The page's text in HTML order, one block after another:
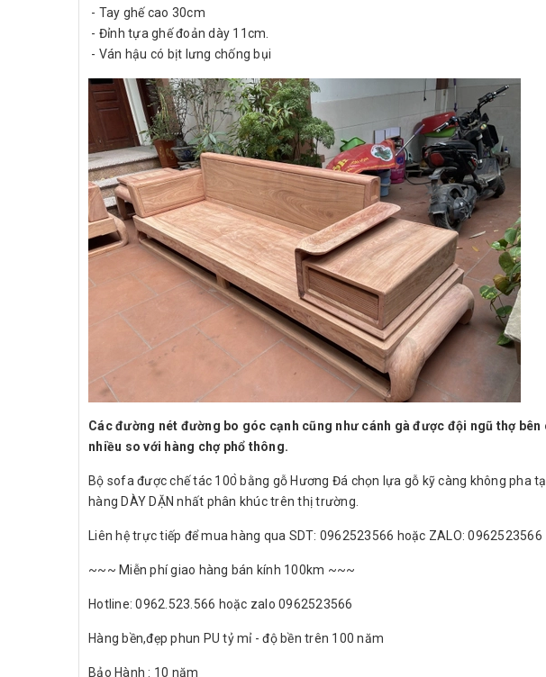
- Tay ghế cao 30cm
- Đỉnh tựa ghế đoản dày 11cm.
- Ván hậu có bịt lưng chống bụi
Các đường nét đường bo góc cạnh cũng như cánh gà được đội ngũ thợ
nhiều so với hàng chợ phổ thông.
Bộ sofa được chế tác 100̀ bằng gỗ Hương Đá chọn lựa gỗ kỹ càng không pha
hàng DÀY DẶN nhất phân khúc trên thị trường.
Liên hệ trực tiếp để mua hàng qua SDT: 0962523566 hoặc ZALO: 0962523566
~~~ Miễn phí giao hàng bán kính 100km ~~~
Hotline: 0962.523.566 hoặc zalo 0962523566
Hàng bền,đẹp phun PU tỷ mỉ - độ bền trên 100 năm
Bảo Hành : 10 năm